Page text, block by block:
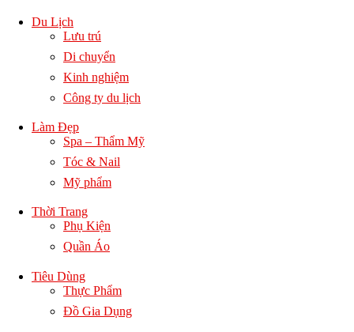
Du Lịch
Lưu trú
Di chuyển
Kinh nghiệm
Công ty du lịch
Làm Đẹp
Spa – Thẩm Mỹ
Tóc & Nail
Mỹ phẩm
Thời Trang
Phụ Kiện
Quần Áo
Tiêu Dùng
Thực Phẩm
Đồ Gia Dụng